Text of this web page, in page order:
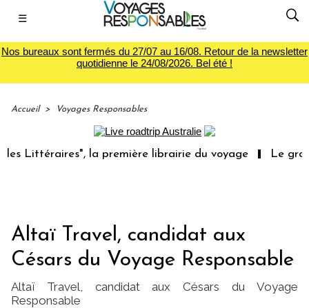
☰
Nos bureaux sont fermés du 27/07 au 16/08. Retour de la newsletter
quotidienne le 24/08/2026. Bel été !
Accueil > Voyages Responsables
la première librairie du voyage Le groupe
Altaï Travel, candidat aux
Césars du Voyage Responsable
Altaï Travel, candidat aux Césars du Voyage
Responsable